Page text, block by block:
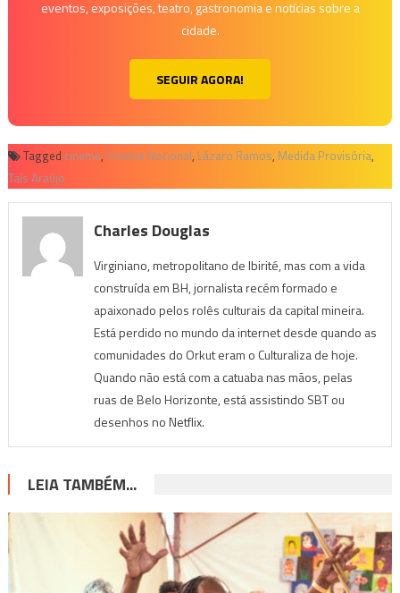
eventos, exposições, teatro, gastronomia e notícias sobre a
cidade.
SEGUIR AGORA!
Tagged cinema, Cinema Nacional, Lázaro Ramos, Medida Provisória,
Taís Araújo
Charles Douglas
Virginiano, metropolitano de Ibirité, mas com a vida
construída em BH, jornalista recém formado e
apaixonado pelos rolês culturais da capital mineira.
Está perdido no mundo da internet desde quando as
comunidades do Orkut eram o Culturaliza de hoje.
Quando não está com a catuaba nas mãos, pelas
ruas de Belo Horizonte, está assistindo SBT ou
desenhos no Netflix.
LEIA TAMBÉM...